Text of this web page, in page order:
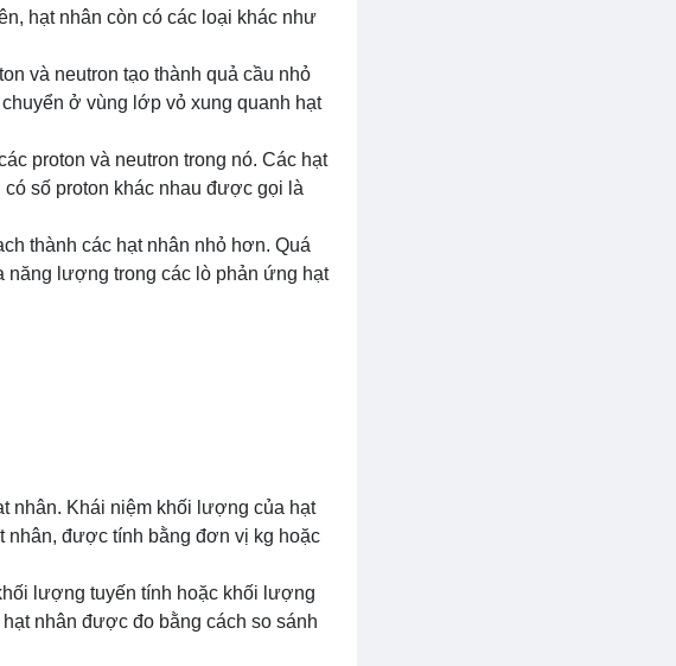
hạt nhân còn có các loại khác như
và neutron tạo thành quả cầu nhỏ
ở vùng lớp vỏ xung quanh hạt
proton và neutron trong nó. Các hạt
số proton khác nhau được gọi là
thành các hạt nhân nhỏ hơn. Quá
lượng trong các lò phản ứng hạt
nhân. Khái niệm khối lượng của hạt
nhân, được tính bằng đơn vị kg hoặc
lượng tuyến tính hoặc khối lượng
nhân được đo bằng cách so sánh